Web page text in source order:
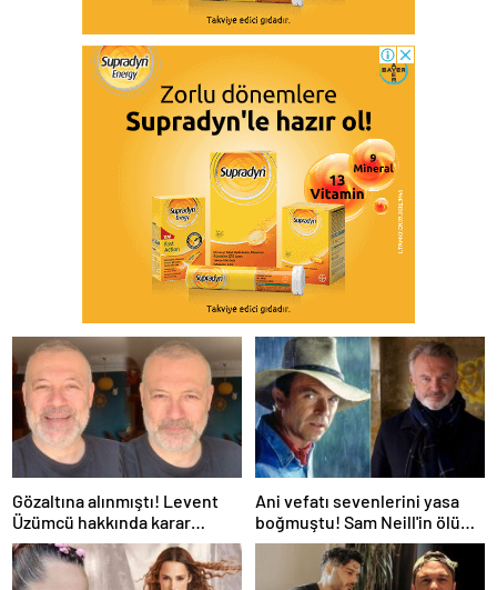
Gözaltına alınmıştı! Levent
Üzümcü hakkında karar
verildi
Ani vefatı sevenlerini yasa
boğmuştu! Sam Neill'in ölüm
nedeni belli oldu